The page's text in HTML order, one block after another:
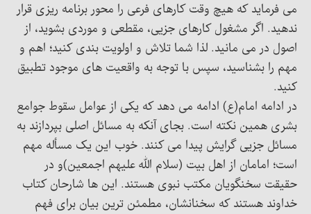
می فرماید که هیچ وقت کارهای فرعی را محور برنامه ریزی قرار
ندهید. اگر مشغول کارهای جزیی، مقطعی و موردی بشوید، از
اصول در می مانید. لذا شما تلاش و اولویت بندی کنید؛ اهم و
مهم را بشناسید، سپس با توجه به واقعیت های موجود تطبیق
کنید.
در ادامه امام(ع) ادامه می دهد که یکی از عوامل سقوط جوامع
بشری همین نکته است. بجای آنکه به مسائل اصلی بپردازند به
مسائل جزیی گرایش پیدا می کنند. خوب این یک مسأله مهم
است؛ امامان از اهل بیت (سلام الله علیهم اجمعین)و در
حقیقت سخنگویان مکتب نبوی هستند. این ها شارحان کتاب
خداوند هستند که سخنانشان، مطمئن ترین بیان برای فهم